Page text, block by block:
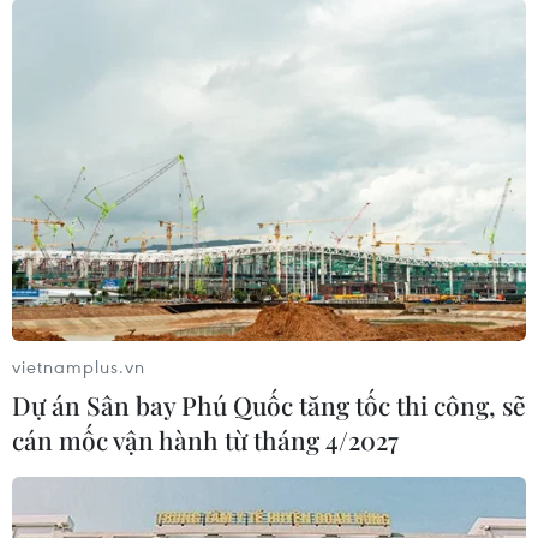
#Chương trình giáo dục trên truyền hình
vietnamplus.vn
Dự án Sân bay Phú Quốc tăng tốc thi công, sẽ
cán mốc vận hành từ tháng 4/2027